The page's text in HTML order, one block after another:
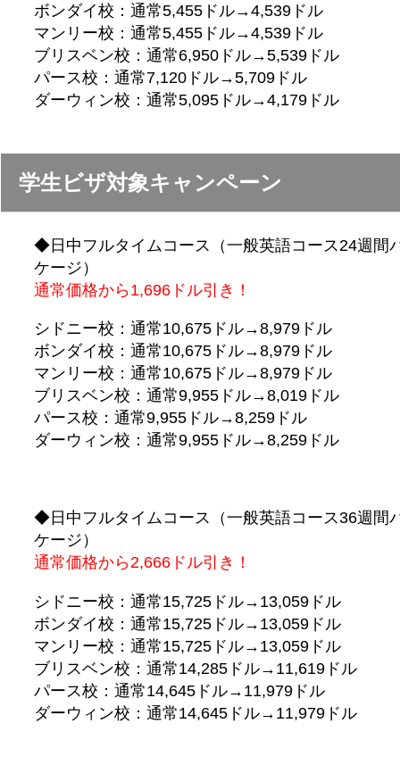
ボンダイ校：通常5,455ドル→4,539ドル
マンリー校：通常5,455ドル→4,539ドル
ブリスベン校：通常6,950ドル→5,539ドル
パース校：通常7,120ドル→5,709ドル
ダーウィン校：通常5,095ドル→4,179ドル
学生ビザ対象キャンペーン
◆日中フルタイムコース（一般英語コース24週間
ケージ）
通常価格から1,696ドル引き！
シドニー校：通常10,675ドル→8,979ドル
ボンダイ校：通常10,675ドル→8,979ドル
マンリー校：通常10,675ドル→8,979ドル
ブリスベン校：通常9,955ドル→8,019ドル
パース校：通常9,955ドル→8,259ドル
ダーウィン校：通常9,955ドル→8,259ドル
◆日中フルタイムコース（一般英語コース36週間
ケージ）
通常価格から2,666ドル引き！
シドニー校：通常15,725ドル→13,059ドル
ボンダイ校：通常15,725ドル→13,059ドル
マンリー校：通常15,725ドル→13,059ドル
ブリスベン校：通常14,285ドル→11,619ドル
パース校：通常14,645ドル→11,979ドル
ダーウィン校：通常14,645ドル→11,979ドル